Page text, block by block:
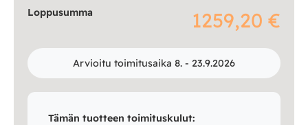
Loppusumma 1259,20 €
Arvioitu toimitusaika 8. - 23.9.2026
Tämän tuotteen toimituskulut: